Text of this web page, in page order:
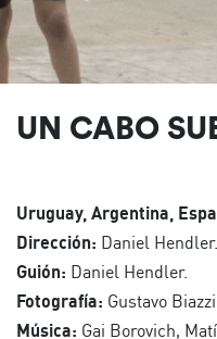
UN CABO
Uruguay, Argentina,
Dirección: Daniel Hendler.
Guión: Daniel Hendler.
Fotografía: Gustavo Biazzi.
Música: Gai Borovich,